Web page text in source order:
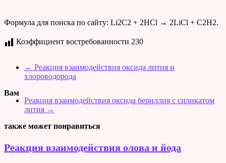
Формула для поиска по сайту: Li2C2 + 2HCl → 2LiCl + C2H2.
Коэффициент востребованности 230
← Реакция взаимодействия оксида лития и
хлороводорода
Реакция взаимодействия оксида бериллия с силикатом
лития →
Вам
также может понравиться
Реакция взаимодействия олова и йода